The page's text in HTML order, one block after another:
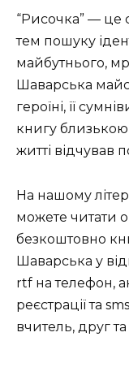
“Рисочка” — це
тем пошуку
майбутнього,
Шаварська
героїні, її
книгу близькою
житті відчував
На нашому
можете читати
безкоштовно
Шаварська у
rtf на телефон,
реєстрації та
вчитель, друг